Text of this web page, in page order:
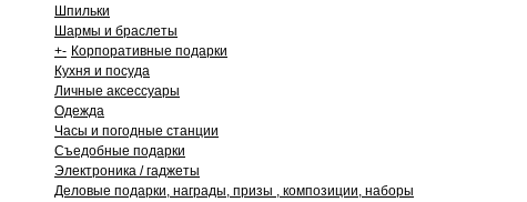
Шпильки
Шармы и браслеты
+- Корпоративные подарки
Кухня и посуда
Личные аксессуары
Одежда
Часы и погодные станции
Съедобные подарки
Электроника / гаджеты
Деловые подарки, награды, призы , композиции, наборы